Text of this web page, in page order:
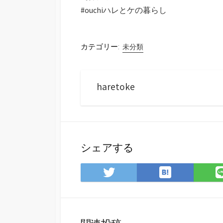
#ouchiハレとケの暮らし
カテゴリー: 未分類
haretoke
シェアする
Twitter
で
ア
は
て